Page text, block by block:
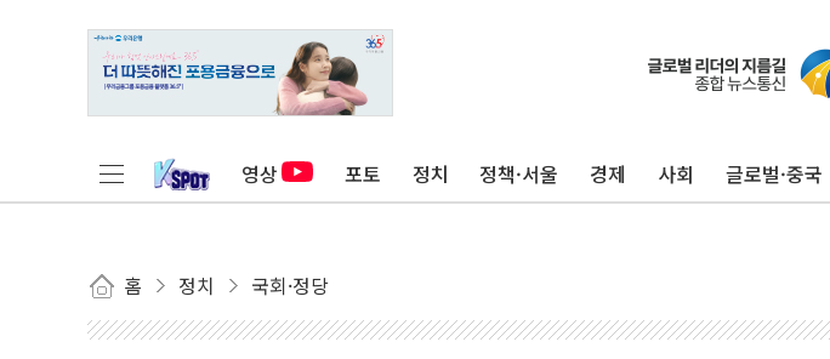
영상 포토 정치 정책·서울 경제 사회 글로벌·중국
홈 정치 국회·정당